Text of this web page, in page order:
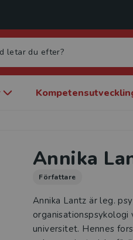
Annika
Författare
Annika Lantz är leg.
universitet. Hennes